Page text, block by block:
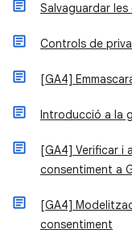
Salvaguardar les
Controls de
[GA4]
Introducció a la
[GA4] Verificar i
consentiment a
[GA4]
consentiment